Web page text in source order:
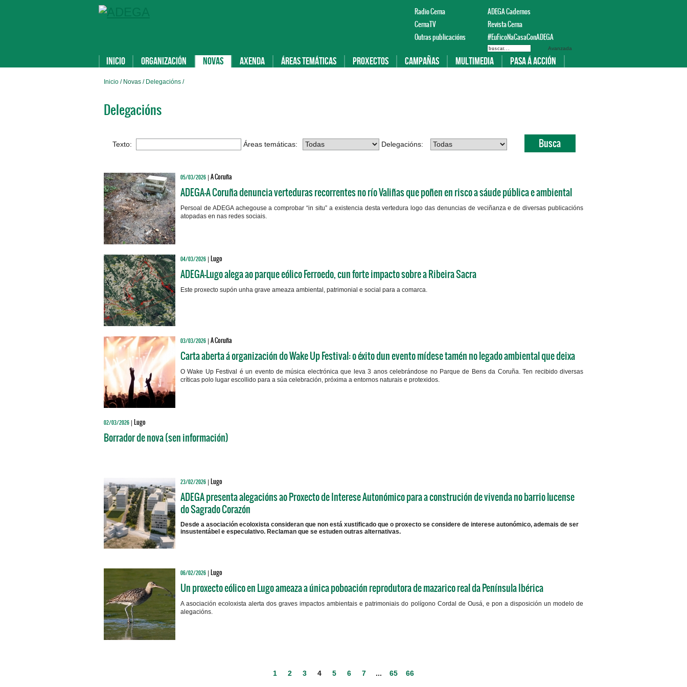
Radio Cerna
ADEGA Cadernos
CernaTV
Revista Cerna
Outras publicacións
#EuFicoNaCasaConADEGA
Avanzada
Inicio Organización Novas Axenda Áreas temáticas Proxectos Campañas Multimedia Pasa á acción
Inicio / Novas / Delegacións /
Delegacións
Texto: Áreas temáticas: Delegacións:
05/03/2026 | A Coruña
ADEGA-A Coruña denuncia verteduras recorrentes no río Valiñas que poñen en risco a sáude pública e ambiental
Persoal de ADEGA achegouse a comprobar “in situ” a existencia desta vertedura logo das denuncias de veciñanza e de diversas publicacións
atopadas en nas redes sociais.
04/03/2026 | Lugo
ADEGA-Lugo alega ao parque eólico Ferroedo, cun forte impacto sobre a Ribeira Sacra
Este proxecto supón unha grave ameaza ambiental, patrimonial e social para a comarca.
03/03/2026 | A Coruña
Carta aberta á organización do Wake Up Festival: o éxito dun evento mídese tamén no legado ambiental que deixa
O Wake Up Festival é un evento de música electrónica que leva 3 anos celebrándose no Parque de Bens da Coruña. Ten recibido diversas
críticas polo lugar escollido para a súa celebración, próxima a entornos naturais e protexidos.
02/03/2026 | Lugo
Borrador de nova (sen información)
23/02/2026 | Lugo
ADEGA presenta alegacións ao Proxecto de Interese Autonómico para a construción de vivenda no barrio lucense
do Sagrado Corazón
Desde a asociación ecoloxista consideran que non está xustificado que o proxecto se considere de interese autonómico, ademais de ser
insustentábel e especulativo. Reclaman que se estuden outras alternativas.
06/02/2026 | Lugo
Un proxecto eólico en Lugo ameaza a única poboación reprodutora de mazarico real da Península Ibérica
A asociación ecoloxista alerta dos graves impactos ambientais e patrimoniais do polígono Cordal de Ousá, e pon a disposición un modelo de
alegacións.
1 2 3 4 5 6 7 ... 65 66